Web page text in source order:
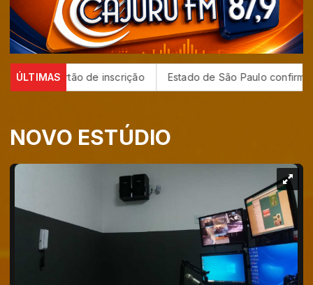
ÚLTIMAS
o cartão de inscrição Estado de São Paulo confirma 23
NOVO ESTÚDIO